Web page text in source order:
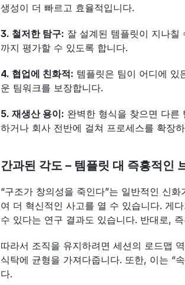
생성이 더 빠르고 효율적입니다.
3. 철저한 탐구: 잘 설계된 템플릿이 지나칠
까지 평가할 수 있도록 합니다.
4. 협업에 친화적: 템플릿은 팀이 어디에 있
운 팀워크를 보장합니다.
5. 재생산 용이: 완벽한 형식을 찾으면 다른
하거나 회사 전반에 걸쳐 프로세스를 확장
간과된 각도 – 템플릿 대 즉흥적인
“구조가 창의성을 죽인다”는 일반적인 신
여 더 혁신적인 사고를 열 수 있습니다. 게
수 있다는 연구 결과도 있습니다. 반대로,
따라서 조직을 유지하려면 세션의 로드맵
식탁에 균형을 가져다줍니다. 또한, 이는 “
다.